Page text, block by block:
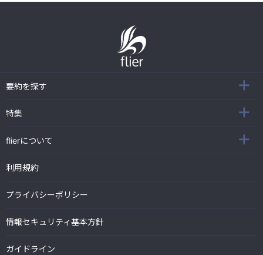
要約を探す
特集
flierについて
利用規約
プライバシーポリシー
情報セキュリティ基本方針
ガイドライン